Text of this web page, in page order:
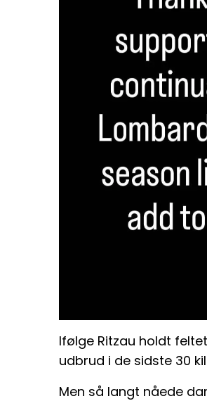
Ifølge Ritzau holdt
udbrud i de sidste 30
Men så langt nåede